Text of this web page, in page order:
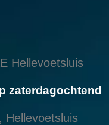
Hellevoetsluis
zaterdagochtend
Hellevoetsluis